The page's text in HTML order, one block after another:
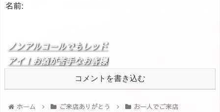
名前:
ノンアルコールでもレッド
アイ！お酒が苦手なお客様
も大丈夫！ | 佐賀のスナッ
ク恋さん 接待2次会夫婦カ
ップルにもおすすめです
: 投稿日：2022/05/07(土)
13:27:58
コメントを書き込む
ホーム ご来店ありがとう お一人でご来店